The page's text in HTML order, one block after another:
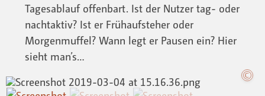
Tagesablauf offenbart. Ist der Nutzer tag- oder
nachtaktiv? Ist er Frühaufsteher oder
Morgenmuffel? Wann legt er Pausen ein? Hier
sieht man’s…